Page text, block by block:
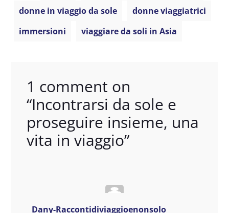
donne in viaggio da sole
donne viaggiatrici
immersioni
viaggiare da soli in Asia
1 comment on
“Incontrarsi da sole e
proseguire insieme, una
vita in viaggio”
Dany-Raccontidiviaggioenonsolo